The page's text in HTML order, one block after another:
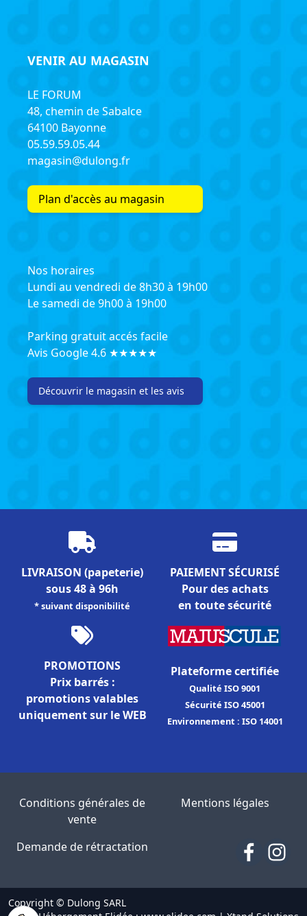
VENIR AU MAGASIN
LE FORUM
48, chemin de Sabalce
64100 Bayonne
05.59.59.05.44
magasin@dulong.fr
Plan d'accès au magasin
Nos horaires
Lundi au vendredi de 8h30 à 19h00
Le samedi de 9h00 à 19h00
Parking gratuit accés facile
Avis Google 4.6 ★★★★★
Découvrir le magasin et les avis
LIVRAISON (papeterie)
sous 48 à 96h
* suivant disponibilité
PAIEMENT SÉCURISÉ
Pour des achats
en toute sécurité
PROMOTIONS
Prix barrés :
promotions valables
uniquement sur le WEB
Plateforme certifiée
Qualité ISO 9001
Sécurité ISO 45001
Environnement : ISO 14001
Conditions générales de
vente
Mentions légales
Demande de rétractation
Copyright © Dulong SARL